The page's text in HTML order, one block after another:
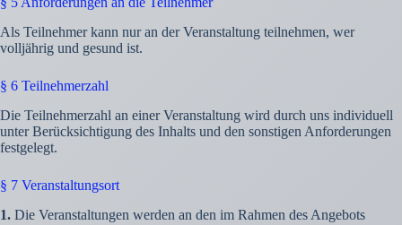
Als Teilnehmer kann nur an der Veranstaltung teilnehmen, wer
volljährig und gesund ist.
§ 6 Teilnehmerzahl
Die Teilnehmerzahl an einer Veranstaltung wird durch uns individuell
unter Berücksichtigung des Inhalts und den sonstigen Anforderungen
festgelegt.
§ 7 Veranstaltungsort
1. Die Veranstaltungen werden an den im Rahmen des Angebots